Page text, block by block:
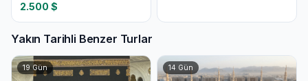
2.500 $
Yakın Tarihli Benzer Turlar
19Gün 14 Gün